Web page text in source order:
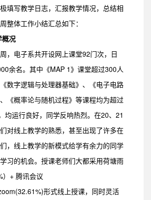
填写教学日志，汇报教学情况，总结相
整体工作小结汇总如下：
概况
，电子系共开设网上课堂92门次，日
余名。其中《MAP 1》课堂超过300人
数字逻辑与处理器基础》、《电子电路
《概率论与随机过程》等课程均为超过
均运行良好，同学反响热烈。在20、21
对线上教学的熟悉，甚至出现了许多在
，线上教学的新模式给学有余力的同学
习的机会。授课老师们大都采用荷塘雨
）+ 腾讯会议
形式线上授课，同时灵活